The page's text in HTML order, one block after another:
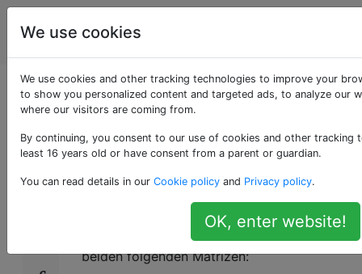
Programmierrätsel
& Code Golf
Erstellen Sie eine
Pyramidenmatrix
Eine Pyramidenmatrix ist eine quadratische
Matrix, bei der alle Zahlen vom Mittelpunkt
aus zunehmen oder abnehmen, wie die
beiden folgenden Matrizen:
We use cookies
We use cookies and other tracking technologies to improve your
to show you personalized content and targeted ads, to analyze our
where our visitors are coming from.
By continuing, you consent to our use of cookies and other tracking
least 16 years old or have consent from a parent or guardian.
You can read details in our Cookie policy and Privacy policy.
OK, enter website!